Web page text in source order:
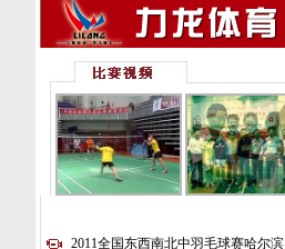
2011全国东西南北中羽毛球赛哈尔滨